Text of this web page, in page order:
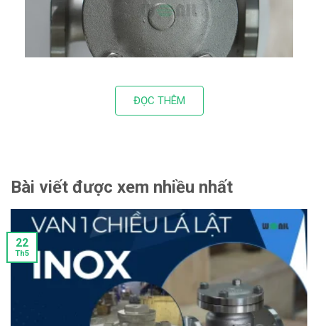
ĐỌC THÊM
Bài viết được xem nhiều nhất
22
Th5